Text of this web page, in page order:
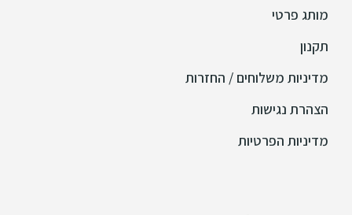
מותג פרטי
תקנון
מדיניות משלוחים / החזרות
הצהרת נגישות
מדיניות הפרטיות